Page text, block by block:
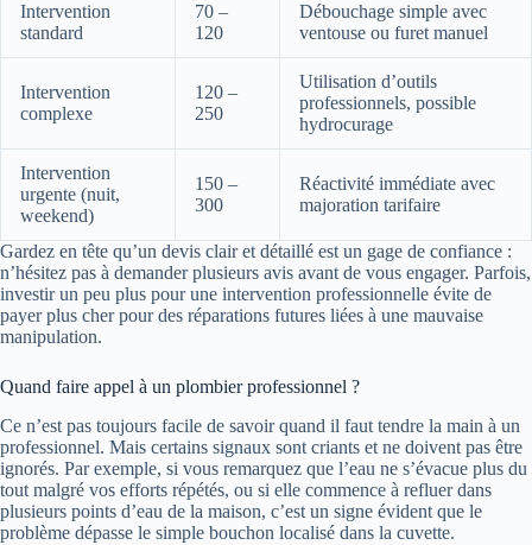
Intervention
standard
70 –
120
Débouchage simple avec
ventouse ou furet manuel
Intervention
complexe
120 –
250
Utilisation d’outils
professionnels, possible
hydrocurage
Intervention
urgente (nuit,
weekend)
150 –
300
Réactivité immédiate avec
majoration tarifaire
Gardez en tête qu’un devis clair et détaillé est un gage de confiance :
n’hésitez pas à demander plusieurs avis avant de vous engager. Parfois,
investir un peu plus pour une intervention professionnelle évite de
payer plus cher pour des réparations futures liées à une mauvaise
manipulation.
Quand faire appel à un plombier professionnel ?
Ce n’est pas toujours facile de savoir quand il faut tendre la main à un
professionnel. Mais certains signaux sont criants et ne doivent pas être
ignorés. Par exemple, si vous remarquez que l’eau ne s’évacue plus du
tout malgré vos efforts répétés, ou si elle commence à refluer dans
plusieurs points d’eau de la maison, c’est un signe évident que le
problème dépasse le simple bouchon localisé dans la cuvette.